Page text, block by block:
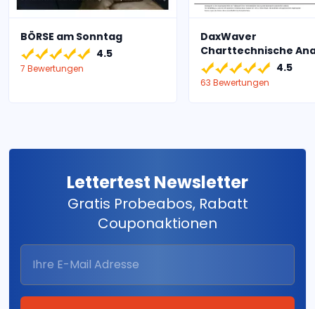
BÖRSE am Sonntag
4.5
7 Bewertungen
DaxWaver
Charttechnische
4.5
63 Bewertungen
Lettertest Newsletter
Gratis Probeabos, Rabatt
Couponaktionen